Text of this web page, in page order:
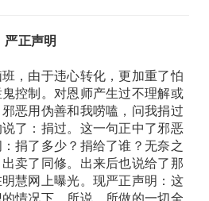
严正声明
，由于违心转化，更加重了怕
控制。对恩师产生过不理解或
恶用伪善和我唠嗑，问我捐过
了：捐过。这一句正中了邪恶
捐了多少？捐给了谁？无奈之
卖了同修。出来后也说给了那
慧网上曝光。现严正声明：这